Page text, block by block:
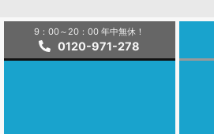
9：00～20：00 年中無休！
0120-971-278